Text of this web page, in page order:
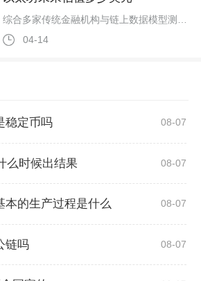
04-14
稳定币吗 08-07
么时候出结果 08-07
本的生产过程是什么 08-07
链吗 08-07